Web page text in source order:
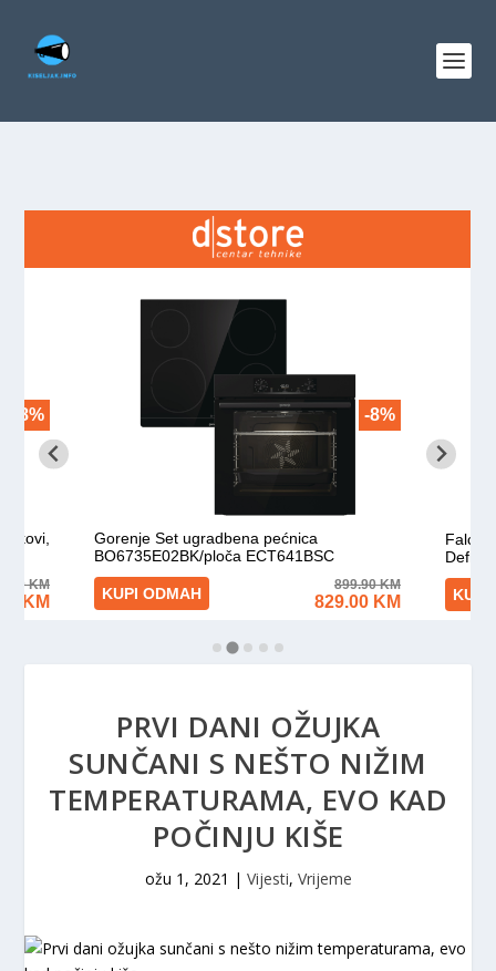
PRVI DANI OŽUJKA
SUNČANI S NEŠTO NIŽIM
TEMPERATURAMA, EVO KAD
POČINJU KIŠE
ožu 1, 2021 | Vijesti, Vrijeme